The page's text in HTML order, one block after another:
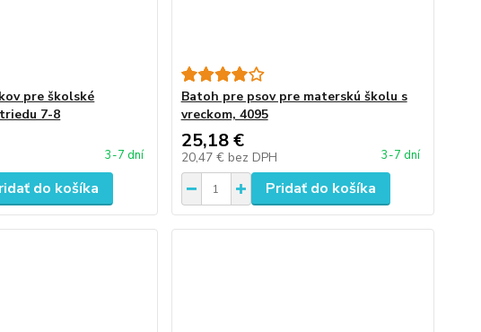
pre školské
7-8
3-7 dní
do košíka
Batoh pre psov pre materskú školu s
vreckom, 4095
25,18 €
20,47 € bez DPH 3-7 dní
Pridať do košíka